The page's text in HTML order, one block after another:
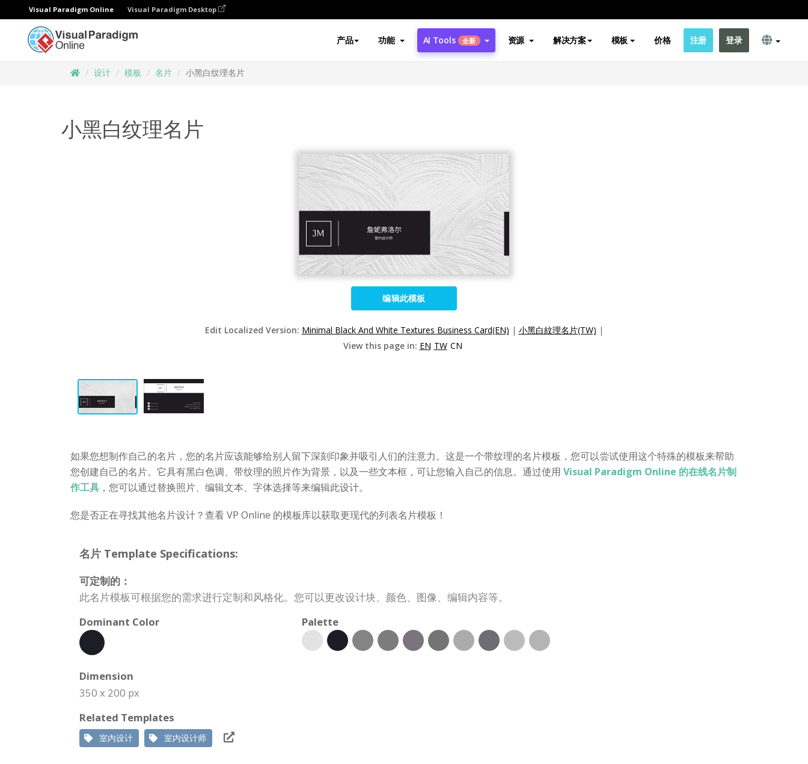
Visual Paradigm Online Visual Paradigm Desktop
产品 功能 AI Tools 全新 资源 解决方案 模板 价格 注册 登录
设计 模板 名片 小黑白纹理名片
小黑白纹理名片
编辑此模板
Edit Localized Version: Minimal Black And White Textures Business Card(EN) | 小黑白紋理名片(TW) |
View this page in: EN TW CN
如果您想制作自己的名片，您的名片应该能够给别人留下深刻印象并吸引人们的注意力。这是一个带纹理的名片模板，您可以尝试使用这个特殊的模板来帮助
您创建自己的名片。它具有黑白色调、带纹理的照片作为背景，以及一些文本框，可让您输入自己的信息。通过使用 Visual Paradigm Online 的在线名片制
作工具 ，您可以通过替换照片、编辑文本、字体选择等来编辑此设计。
您是否正在寻找其他名片设计？查看 VP Online 的模板库以获取更现代的列表名片模板！
名片 Template Specifications:
可定制的：
此名片模板可根据您的需求进行定制和风格化。您可以更改设计块、颜色、图像、编辑内容等。
Dominant Color
Palette
Dimension
350 x 200 px
Related Templates
室内设计 室内设计师